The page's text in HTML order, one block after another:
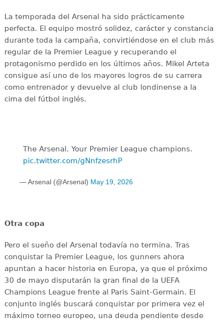
La temporada del Arsenal ha sido prácticamente
perfecta. El equipo mostró solidez, carácter y constancia
durante toda la campaña, convirtiéndose en el club más
regular de la Premier League y recuperando el
protagonismo perdido en los últimos años. Mikel Arteta
consigue así uno de los mayores logros de su carrera
como entrenador y devuelve al club londinense a la
cima del fútbol inglés.
The Arsenal. Your Premier League champions.
pic.twitter.com/gNnfzesrhP
— Arsenal (@Arsenal) May 19, 2026
Otra copa
Pero el sueño del Arsenal todavía no termina. Tras
conquistar la Premier League, los gunners ahora
apuntan a hacer historia en Europa, ya que el próximo
30 de mayo disputarán la gran final de la UEFA
Champions League frente al Paris Saint-Germain. El
conjunto inglés buscará conquistar por primera vez el
máximo torneo europeo, una deuda pendiente desde